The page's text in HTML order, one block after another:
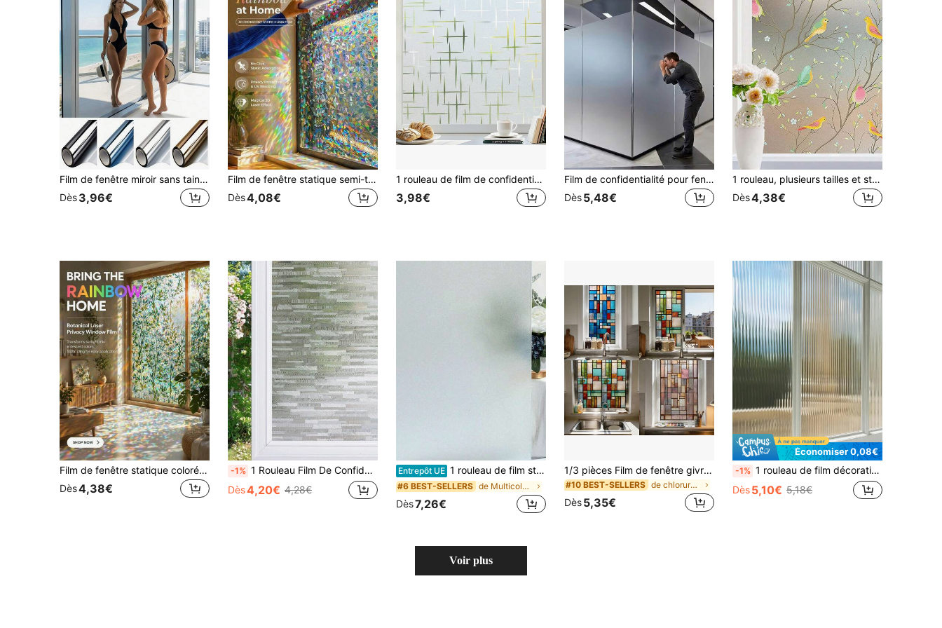
Film de fenêtre miroir sans tain pour la vie privée, contrôle de la chaleur et blocage des UV pour la maison et le bureau
Dès3,96€
Film de fenêtre statique semi-transparent arc-en-ciel holographique 3D, amovible sans colle, décoration de porte vitrée pour salon de la maison
Dès4,08€
1 rouleau de film de confidentialité pour fenêtre, film de fenêtre givré décoratif, film de confidentialité statique anti-UV pour verre de salle de bain, autocollant de givre, couvre-porte d'entrée sans adhésif
3,98€
Film de confidentialité pour fenêtre de bureau, protection UV 100% verre dépoli, autocollants de porte à adhérence statique bloquant la chaleur UV pour la maison et la salle de bain, revêtements de décalcomanie intérieure amovibles jour et nuit
Dès5,48€
1 rouleau, plusieurs tailles et styles disponibles, film de fenêtre arc-en-ciel givré, film de verre de protection de la vie privée et d'isolation thermique, convient pour le bureau, l'entrepôt, le salon, la chambre, la cuisine, la salle de bain, la porte coulissante en verre, Noël et autres décorations de fêtes.
Dès4,38€
Film de fenêtre statique coloré 3D avec motif de feuille de vigne, autocollant de confidentialité pour portes en verre de la maison et du bureau
Dès4,38€
-1% 1 Rouleau Film De Confidentialité Pour Fenêtre, Autocollants Fenêtre Givrée À Statique Adhérente Non Adhésive Et Opaque , Couvrant Amovible En Vinyle Bloquant Les Uv Pour Le Salon De Bureau À Domicile Et Salle De Réunion
Dès4,20€ 4,28€
Entrepôt UE 1 rouleau de film statique pour verre, film de fenêtre bloquant les UV et l'éblouissement pour la maison et la salle de bain, film décoratif amovible pour l'intérieur, jour et nuit, couleur unie
#6 BEST-SELLERS de Multicolore Films pour fenêtres
Dès7,26€
1/3 pièces Film de fenêtre givré à motif géométrique coloré, autocollant de confidentialité PVC réutilisable, convient pour la cuisine, la salle de bain, la chambre, le salon et la décoration de porte/fenêtre en verre
#10 BEST-SELLERS de chlorure de polyvinyle Films pour fenêtres
Dès5,35€
Économiser 0,08€
-1% 1 rouleau de film décoratif strié pour fenêtre, protège 96% des rayons UV, protège l'intimité du foyer des regards indiscrets, convient pour la maison, le bureau et la cuisine
Dès5,10€ 5,18€
Voir plus